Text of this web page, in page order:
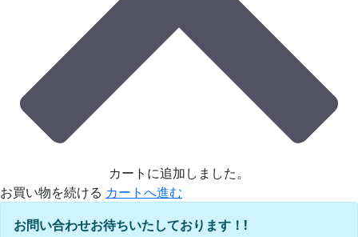
カートに追加しました。
お買い物を続ける カートへ進む
お問い合わせお待ちいたしております！!